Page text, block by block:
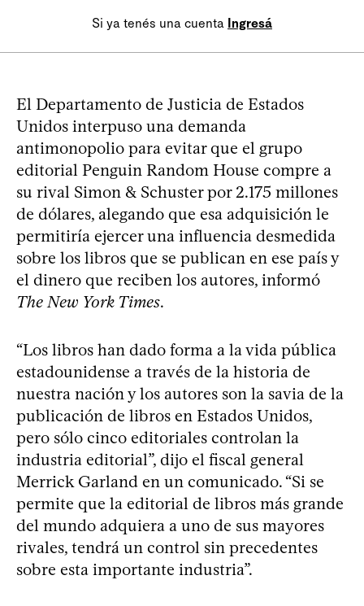
Si ya tenés una cuenta Ingresá
El Departamento de Justicia de Estados
Unidos interpuso una demanda
antimonopolio para evitar que el grupo
editorial Penguin Random House compre a
su rival Simon & Schuster por 2.175 millones
de dólares, alegando que esa adquisición le
permitiría ejercer una influencia desmedida
sobre los libros que se publican en ese país y
el dinero que reciben los autores, informó
The New York Times.
“Los libros han dado forma a la vida pública
estadounidense a través de la historia de
nuestra nación y los autores son la savia de la
publicación de libros en Estados Unidos,
pero sólo cinco editoriales controlan la
industria editorial”, dijo el fiscal general
Merrick Garland en un comunicado. “Si se
permite que la editorial de libros más grande
del mundo adquiera a uno de sus mayores
rivales, tendrá un control sin precedentes
sobre esta importante industria”.